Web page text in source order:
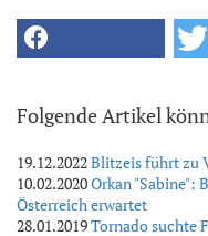
Folgende Artikel
19.12.2022Blitzeis führt zu
10.02.2020Orkan "Sabine":
Österreich erwartet
28.01.2019Tornado suchte